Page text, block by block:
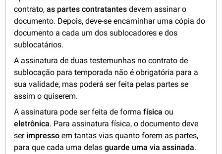
contrato,as partes contratantes devem assinar o
documento. Depois, deve-se encaminhar uma cópia do
documento a cada um dos sublocadores e dos
sublocatários.
A assinatura de duas testemunhas no contrato de
sublocação para temporada não é obrigatória para a
sua validade, mas poderá ser feita pelas partes se
assim o quiserem.
A assinatura pode ser feita de formafísica ou
eletrônica. Para assinatura física, o documento deve
ser impresso em tantas vias quanto forem as partes,
para que cada uma delasguarde uma via assinada.